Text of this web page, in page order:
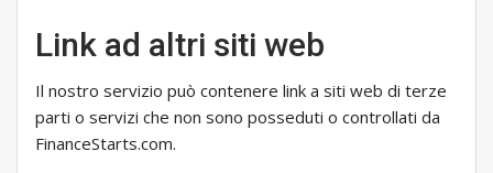
Link ad altri siti web
Il nostro servizio può contenere link a siti web di terze
parti o servizi che non sono posseduti o controllati da
FinanceStarts.com.